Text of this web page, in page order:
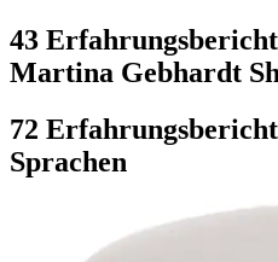
43
Martina Gebhardt
72
Sprachen